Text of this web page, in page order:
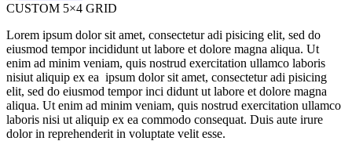
CUSTOM 5×4 GRID
Lorem ipsum dolor sit amet, consectetur adi pisicing elit, sed do
eiusmod tempor incididunt ut labore et dolore magna aliqua. Ut
enim ad minim veniam, quis nostrud exercitation ullamco laboris
nisiut aliquip ex ea ipsum dolor sit amet, consectetur adi pisicing
elit, sed do eiusmod tempor inci didunt ut labore et dolore magna
aliqua. Ut enim ad minim veniam, quis nostrud exercitation ullamco
laboris nisi ut aliquip ex ea commodo consequat. Duis aute irure
dolor in reprehenderit in voluptate velit esse.